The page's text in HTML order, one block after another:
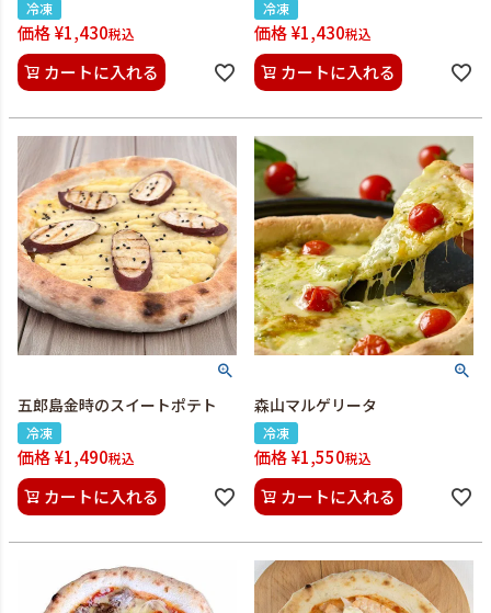
冷凍
価格¥1,430税込
カートに入れる
冷凍
価格¥1,430税込
カートに入れる
五郎島金時のスイートポテト
冷凍
価格¥1,490税込
カートに入れる
森山マルゲリータ
冷凍
価格¥1,550税込
カートに入れる